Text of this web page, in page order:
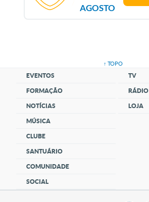
AGOSTO
↑ TOPO
EVENTOS
FORMAÇÃO
NOTÍCIAS
MÚSICA
CLUBE
SANTUÁRIO
COMUNIDADE
SOCIAL
TV
RÁDIO
LOJA